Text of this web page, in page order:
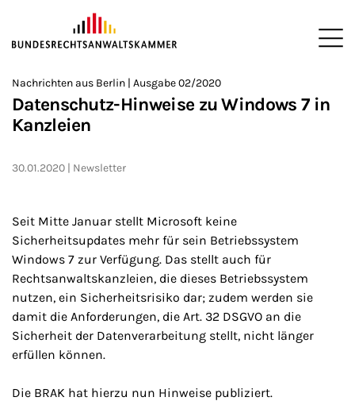
ZUM HAUPTINHALT SPRINGEN
Sie befinden sich hier:
>
Startseite
>
Newsroom
>
Newsletter
>
Nachrichten aus Berlin
Nachrichten aus Berlin | Ausgabe 02/2020
Datenschutz-Hinweise zu Windows 7 in
Kanzleien
30.01.2020 Newsletter
Seit Mitte Januar stellt Microsoft keine
Sicherheitsupdates mehr für sein Betriebssystem
Windows 7 zur Verfügung. Das stellt auch für
Rechtsanwaltskanzleien, die dieses Betriebssystem
nutzen, ein Sicherheitsrisiko dar; zudem werden sie
damit die Anforderungen, die Art. 32 DSGVO an die
Sicherheit der Datenverarbeitung stellt, nicht länger
erfüllen können.
Die BRAK hat hierzu nun Hinweise publiziert.